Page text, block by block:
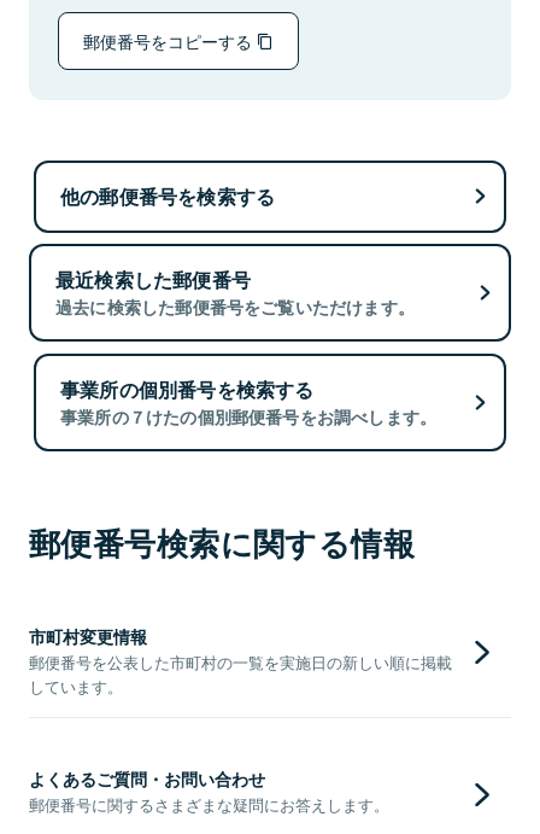
郵便番号をコピーする
他の郵便番号を検索する
最近検索した郵便番号
過去に検索した郵便番号をご覧いただけます。
事業所の個別番号を検索する
事業所の７けたの個別郵便番号をお調べします。
郵便番号検索に関する情報
市町村変更情報
郵便番号を公表した市町村の一覧を実施日の新しい順に掲載
しています。
よくあるご質問・お問い合わせ
郵便番号に関するさまざまな疑問にお答えします。